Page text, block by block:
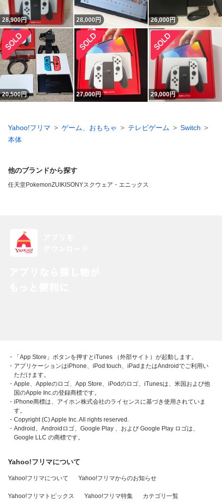
28,900円 28,000 円 26,000円
20,500円 27,000円 29,000円
Yahoo!フリマ ゲーム、おもちゃ テレビゲーム
Switch
本体
他のブランドから探す
任天堂PokemonZUIKI SONYスクウェア・エニックス
・「App Store」ボタンを押すとiTunes （外部サイト）が起動します。
・アプリケーションはiPhone、iPod touch、iPadまたはAndroidでご利用い
ただけます。
・Apple、Appleのロゴ、App Store、iPodのロゴ、iTunesは、米国および他
国のApple Inc.の登録商標です。
・iPhone商標は、アイホン株式会社のライセンスに基づき使用されていま
す。
・Copyright (C) Apple Inc. All rights reserved.
・Android、Androidロゴ、Google Play 、および Google Play ロゴは、
Google LLC の商標です。
Yahoo!フリマについて
Yahoo!フリマについて Yahoo!フリマからのお知らせ
Yahoo!フリマトピックス Yahoo!フリマ特集 カテゴリ一覧